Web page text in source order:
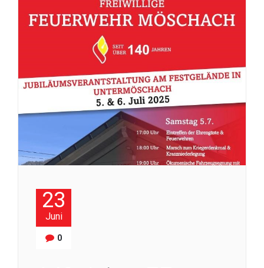
23
Juni
0